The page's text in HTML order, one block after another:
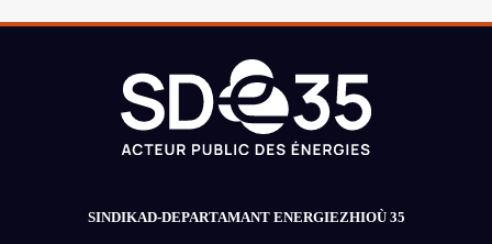
SINDIKAD-DEPARTAMANT ENERGIEZHIOÙ 35